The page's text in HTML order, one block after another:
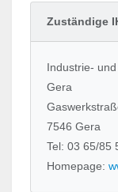
Zuständige
Industrie-
Gera
7546 Gera
Tel: 03 65/85
Homepage: